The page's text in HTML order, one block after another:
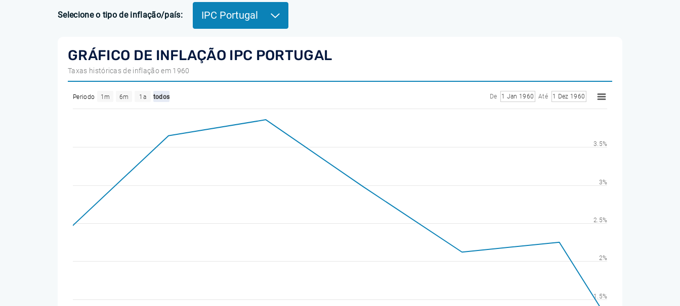
Selecione o tipo de inflação/país: IPC Portugal
GRÁFICO DE INFLAÇÃO IPC PORTUGAL
Taxas históricas de inflação em 1960
Periodo 1m 6m 1a todos De 1 Jan 1960 Até 1 Dez 1960
1.5%
2%
2.5%
3%
3.5%